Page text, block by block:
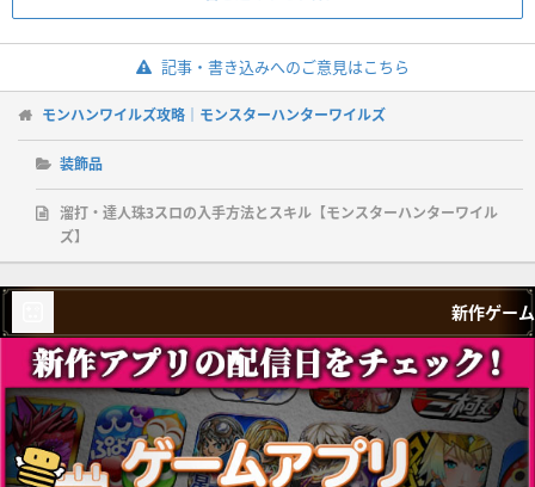
記事・書き込みへのご意見はこちら
モンハンワイルズ攻略｜モンスターハンターワイルズ
装飾品
溜打・達人珠3スロの入手方法とスキル【モンスターハンターワイル
ズ】
新作ゲーム